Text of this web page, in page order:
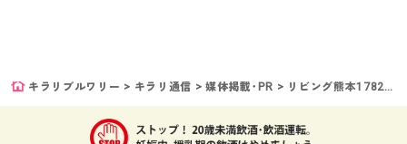
キラリブルワリー > キラリ通信 >媒体掲載･PR > リビング熊本1782号、ふるさと納税返礼品のプレゼントコーナーで掲載頂きました